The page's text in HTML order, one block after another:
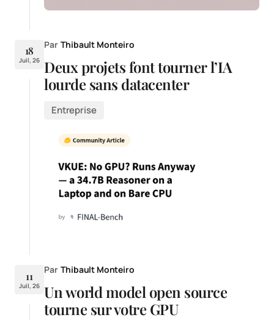
18
Juil, 26
Par Thibault Monteiro
Deux projets font tourner l’IA
lourde sans datacenter
Entreprise
11
Juil, 26
Par Thibault Monteiro
Un world model open source
tourne sur votre GPU